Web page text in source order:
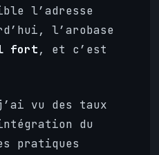
l’adresse
l’arobase
fort, et c’est
vu des taux
du
pratiques